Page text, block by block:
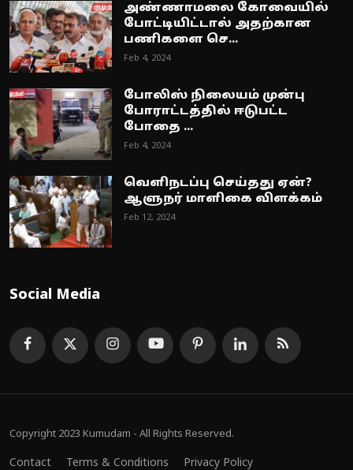
அண்ணாமலை கோவையில்
போட்டியிட்டால் அதற்கான
பணிகளை செ...
Feb 4, 2024
போலிஸ் நிலையம் முன்பு
போராட்டத்தில் ஈடுபட்ட
போதை ...
Feb 4, 2024
வெளிநடப்பு செய்தது ஏன்?
ஆளுநர் மாளிகை விளக்கம்
Feb 12, 2024
Social Media
Copyright 2023 Kumudam - All Rights Reserved.
Contact Terms & Conditions Privacy Policy